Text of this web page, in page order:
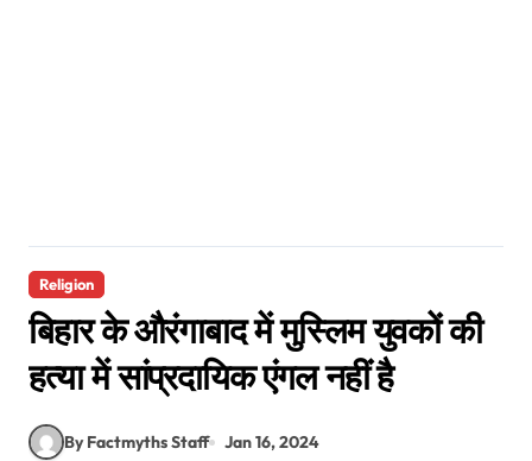
Religion
बिहार के औरंगाबाद में मुस्लिम युवकों की
हत्या में सांप्रदायिक एंगल नहीं है
By Factmyths Staff Jan 16, 2024